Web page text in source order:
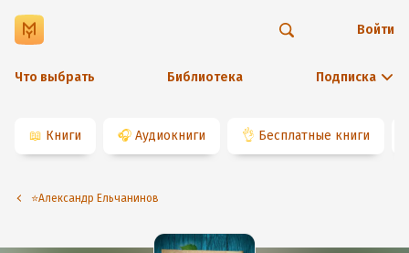
Что выбрать Библиотека Подписка
Войти
📖 Книги 🎧 Аудиокниги 👌 Бесплатные книги
⭐️Александр Ельчанинов